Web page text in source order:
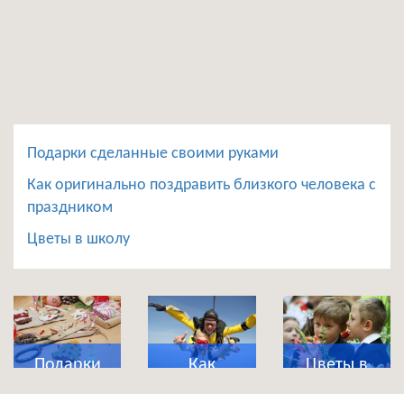
Подарки сделанные своими руками
Как оригинально поздравить близкого человека с
праздником
Цветы в школу
Подарки
Как
Цветы в